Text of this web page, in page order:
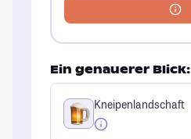
Ein genauerer Blick:
Kneipenlandschaft